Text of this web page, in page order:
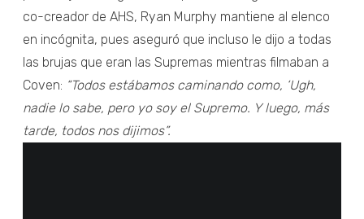
co-creador de AHS, Ryan Murphy mantiene al elenco
en incógnita, pues aseguró que incluso le dijo a todas
las brujas que eran las Supremas mientras filmaban a
Coven: “Todos estábamos caminando como, ‘Ugh,
nadie lo sabe, pero yo soy el Supremo. Y luego, más
tarde, todos nos dijimos”.